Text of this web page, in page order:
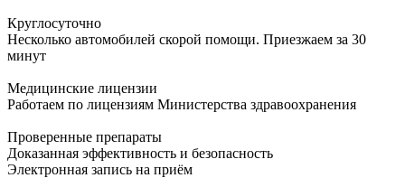
Круглосуточно
Несколько автомобилей скорой помощи. Приезжаем за 30
минут
Медицинские лицензии
Работаем по лицензиям Министерства здравоохранения
Проверенные препараты
Доказанная эффективность и безопасность
Электронная запись на приём